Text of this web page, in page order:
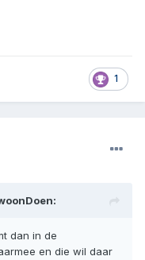
1
:
dan in de
en die wil daar